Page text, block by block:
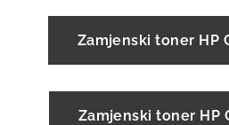
Zamjenski toner HP
Zamjenski toner HP